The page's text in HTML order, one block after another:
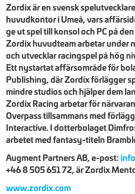
Zordix är en svensk
huvudkontor i Umeå, vars
ge ut spel till konsol och PC på
Zordix huvudteam arbetar under
och utvecklar racingspel på hög
Ett nystartat affärsområde för
Publishing, där Zordix förlägger
mindre studios och hjälper dem
Zordix Racing arbetar för
Overpass tillsammans med
Interactive. I dotterbolaget
arbetet med fantasy-titeln
Augment Partners AB, e-post:
+46 8 505 651 72, är Zordix
www.zordix.com